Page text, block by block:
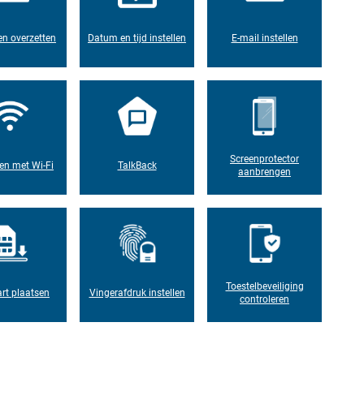
overzetten Datum en tijd instellen E-mail instellen
met Wi-Fi TalkBack
Screenprotector
aanbrengen
plaatsen Vingerafdruk instellen
Toestelbeveiliging
controleren